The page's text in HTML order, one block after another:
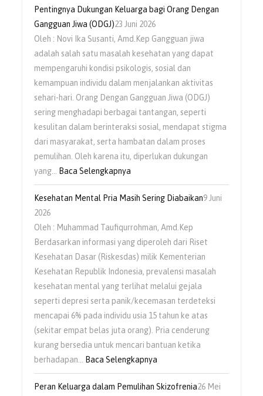
Pentingnya Dukungan Keluarga bagi Orang Dengan
Gangguan Jiwa (ODGJ)23 Juni 2026
Oleh : Novi Ika Susanti, Amd.Kep Gangguan jiwa
adalah salah satu masalah kesehatan yang dapat
mempengaruhi kondisi psikologis, sosial dan
kemampuan individu dalam menjalankan aktivitas
sehari-hari. Orang Dengan Gangguan Jiwa (ODGJ)
sering menghadapi berbagai tantangan, seperti
kesulitan dalam berinteraksi sosial, mendapat stigma
dari masyarakat, serta hambatan dalam proses
pemulihan. Oleh karena itu, diperlukan dukungan
yang…
Baca Selengkapnya
Kesehatan Mental Pria Masih Sering Diabaikan9 Juni
2026
Oleh : Muhammad Taufiqurrohman, Amd.Kep
Berdasarkan informasi yang diperoleh dari Riset
Kesehatan Dasar (Riskesdas) milik Kementerian
Kesehatan Republik Indonesia, prevalensi masalah
kesehatan mental yang terlihat melalui gejala
seperti depresi serta panik/kecemasan terdeteksi
mencapai 6% pada individu usia 15 tahun ke atas
(sekitar empat belas juta orang). Pria cenderung
kurang bersedia untuk mencari bantuan ketika
berhadapan…
Baca Selengkapnya
Peran Keluarga dalam Pemulihan Skizofrenia26 Mei